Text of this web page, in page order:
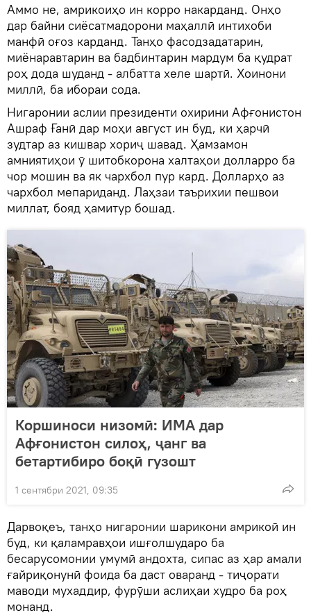
Аммо не, амрикоиҳо ин корро накарданд. Онҳо
дар байни сиёсатмадорони маҳаллӣ интихоби
манфӣ оғоз карданд. Танҳо фасодзадатарин,
миёнаравтарин ва бадбинтарин мардум ба қудрат
роҳ дода шуданд - албатта хеле шартӣ. Хоинони
миллӣ, ба ибораи сода.
Нигаронии аслии президенти охирини Афғонистон
Ашраф Ғанӣ дар моҳи август ин буд, ки ҳарчӣ
зудтар аз кишвар хориҷ шавад. Ҳамзамон
амниятиҳои ӯ шитобкорона халтаҳои долларро ба
чор мошин ва як чархбол пур кард. Долларҳо аз
чархбол мепариданд. Лаҳзаи таърихии пешвои
миллат, бояд ҳамитур бошад.
Коршиноси низомӣ: ИМА дар
Афғонистон силоҳ, ҷанг ва
бетартибиро боқӣ гузошт
1 сентябри 2021, 09:35
Дарвоқеъ, танҳо нигаронии шарикони амрикоӣ ин
буд, ки қаламравҳои ишғолшударо ба
бесарусомонии умумӣ андохта, сипас аз ҳар амали
ғайриқонунӣ фоида ба даст оваранд - тиҷорати
маводи мухаддир, фурӯши аслиҳаи худро ба роҳ
монанд.